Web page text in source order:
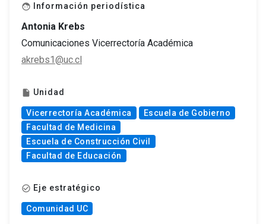
face Información periodística
Antonia Krebs
Comunicaciones Vicerrectoría Académica
akrebs1@uc.cl
insert_drive_file Unidad
Vicerrectoría Académica
Escuela de Gobierno
Facultad de Medicina
Escuela de Construcción Civil
Facultad de Educación
check_circle_outline Eje estratégico
Comunidad UC